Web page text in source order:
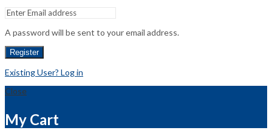
A password will be sent to your email address.
Register
Existing User? Log in
Close
My Cart